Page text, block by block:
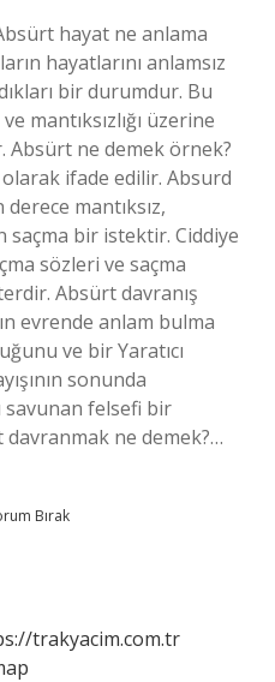
hayat ne anlama
hayatlarını anlamsız
bir durumdur. Bu
mantıksızlığı üzerine
ne demek örnek?
olarak ifade edilir. Absurd
mantıksız,
saçma bir istektir. Ciddiye
sözleri ve saçma
Absürt davranış
evrende anlam bulma
ve bir Yaratıcı
sonunda
savunan felsefi bir
ne demek?…
Bırak
trakyacim.com.tr